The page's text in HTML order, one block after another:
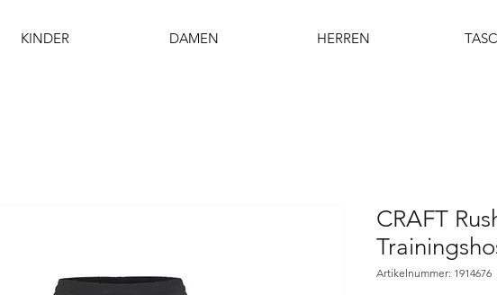
KINDER DAMEN HERREN
CRAFT
Artikelnummer: 1914676